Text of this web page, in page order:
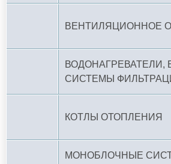
ВЕНТИЛЯЦИОННОЕ
ВОДОНАГРЕВАТЕЛИ,
СИСТЕМЫ
КОТЛЫ ОТОПЛЕНИЯ
МОНОБЛОЧНЫЕ